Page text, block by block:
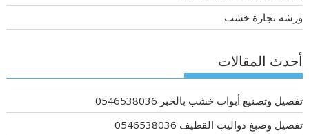
ورشه نجارة خشب
أحدث المقالات
تفصيل وتصنيع أبواب خشب بالخبر 0546538036
تفصيل وصبغ دواليب القطيف 0546538036